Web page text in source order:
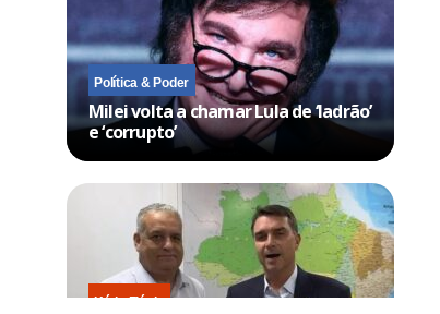
Política & Poder
Milei volta a chamar Lula de ‘ladrão’
e ‘corrupto’
Kátia Flávia